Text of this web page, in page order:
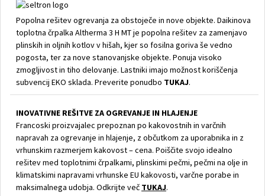
Popolna rešitev ogrevanja za obstoječe in nove objekte. Daikinova
toplotna črpalka Altherma 3 H MT je popolna rešitev za zamenjavo
plinskih in oljnih kotlov v hišah, kjer so fosilna goriva še vedno
pogosta, ter za nove stanovanjske objekte. Ponuja visoko
zmogljivost in tiho delovanje. Lastniki imajo možnost koriščenja
subvencij EKO sklada. Preverite ponudbo TUKAJ.
INOVATIVNE REŠITVE ZA OGREVANJE IN HLAJENJE
Francoski proizvajalec prepoznan po kakovostnih in varčnih
napravah za ogrevanje in hlajenje, z občutkom za uporabnika in z
vrhunskim razmerjem kakovost – cena. Poiščite svojo idealno
rešitev med toplotnimi črpalkami, plinskimi pečmi, pečmi na olje in
klimatskimi napravami vrhunske EU kakovosti, varčne porabe in
maksimalnega udobja. Odkrijte več TUKAJ.